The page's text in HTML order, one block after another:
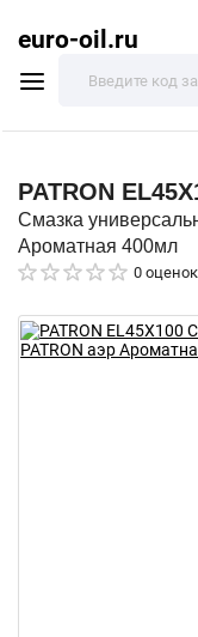
euro-oil.ru
PATRON
Смазка
Ароматная 400мл
0 оценок